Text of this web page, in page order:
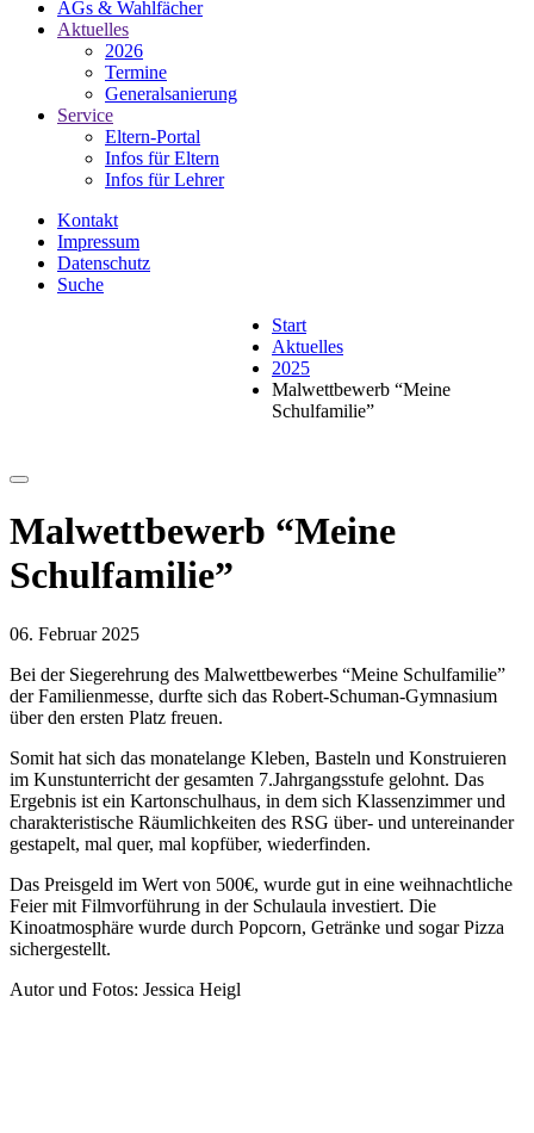
AGs & Wahlfächer
Aktuelles
2026
Termine
Generalsanierung
Service
Eltern-Portal
Infos für Eltern
Infos für Lehrer
Kontakt
Impressum
Datenschutz
Suche
Start
Aktuelles
2025
Malwettbewerb “Meine
Schulfamilie”
Malwettbewerb “Meine
Schulfamilie”
06. Februar 2025
Bei der Siegerehrung des Malwettbewerbes “Meine Schulfamilie”
der Familienmesse, durfte sich das Robert-Schuman-Gymnasium
über den ersten Platz freuen.
Somit hat sich das monatelange Kleben, Basteln und Konstruieren
im Kunstunterricht der gesamten 7.Jahrgangsstufe gelohnt. Das
Ergebnis ist ein Kartonschulhaus, in dem sich Klassenzimmer und
charakteristische Räumlichkeiten des RSG über- und untereinander
gestapelt, mal quer, mal kopfüber, wiederfinden.
Das Preisgeld im Wert von 500€, wurde gut in eine weihnachtliche
Feier mit Filmvorführung in der Schulaula investiert. Die
Kinoatmosphäre wurde durch Popcorn, Getränke und sogar Pizza
sichergestellt.
Autor und Fotos: Jessica Heigl